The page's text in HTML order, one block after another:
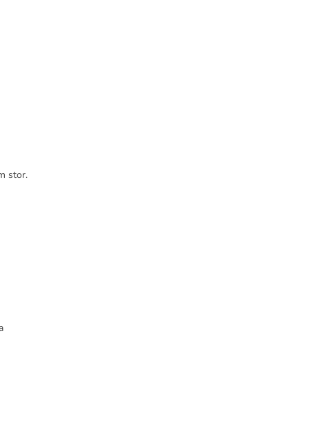
stor.